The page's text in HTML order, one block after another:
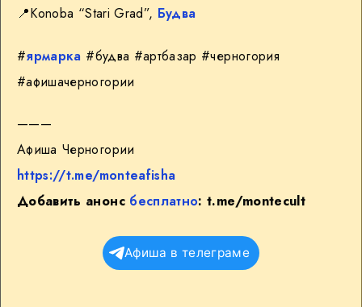
📍Konoba “Stari Grad”, Будва
#ярмарка #будва #артбазар #черногория
#афишачерногории
———
Афиша Черногории
https://t.me/monteafisha
Добавить анонс бесплатно:t.me/montecult
Афиша в телеграме